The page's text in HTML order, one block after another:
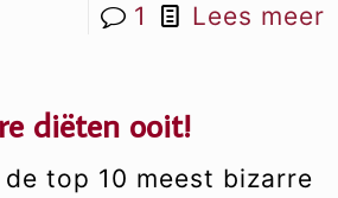
1 Lees meer
diëten ooit!
top 10 meest bizarre